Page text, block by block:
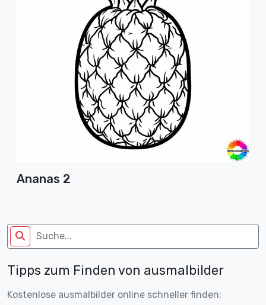
Ananas 2
Tipps zum Finden von ausmalbilder
Kostenlose ausmalbilder online schneller finden: